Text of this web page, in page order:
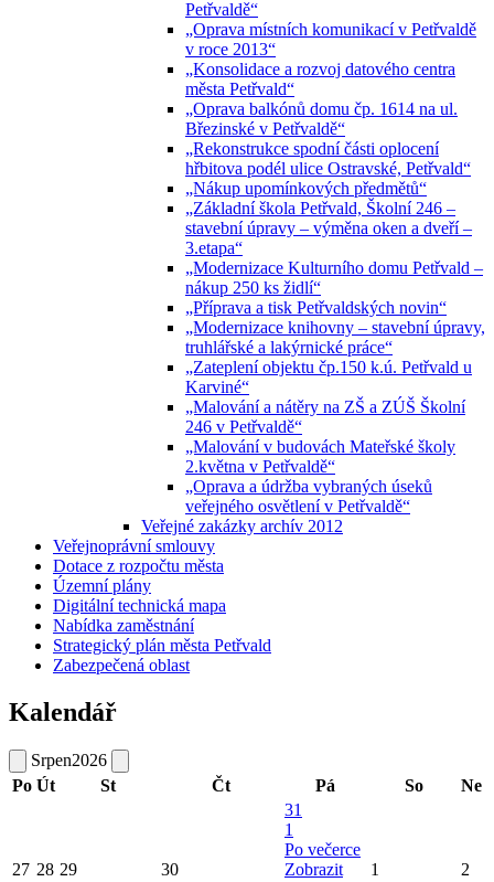
Petřvaldě“
„Oprava místních komunikací v Petřvaldě
v roce 2013“
„Konsolidace a rozvoj datového centra
města Petřvald“
„Oprava balkónů domu čp. 1614 na ul.
Březinské v Petřvaldě“
„Rekonstrukce spodní části oplocení
hřbitova podél ulice Ostravské, Petřvald“
„Nákup upomínkových předmětů“
„Základní škola Petřvald, Školní 246 –
stavební úpravy – výměna oken a dveří –
3.etapa“
„Modernizace Kulturního domu Petřvald –
nákup 250 ks židlí“
„Příprava a tisk Petřvaldských novin“
„Modernizace knihovny – stavební úpravy,
truhlářské a lakýrnické práce“
„Zateplení objektu čp.150 k.ú. Petřvald u
Karviné“
„Malování a nátěry na ZŠ a ZÚŠ Školní
246 v Petřvaldě“
„Malování v budovách Mateřské školy
2.května v Petřvaldě“
„Oprava a údržba vybraných úseků
veřejného osvětlení v Petřvaldě“
Veřejné zakázky archív 2012
Veřejnoprávní smlouvy
Dotace z rozpočtu města
Územní plány
Digitální technická mapa
Nabídka zaměstnání
Strategický plán města Petřvald
Zabezpečená oblast
Kalendář
Srpen2026
Po Út St Čt Pá So Ne
27 28 29 30
31
1
Po večerce
Zobrazit
1 2